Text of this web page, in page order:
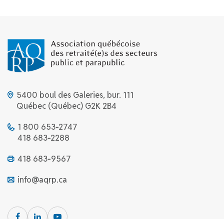
5400 boul des Galeries, bur. 111
Québec (Québec) G2K 2B4
1 800 653-2747
418 683-2288
418 683-9567
info@aqrp.ca